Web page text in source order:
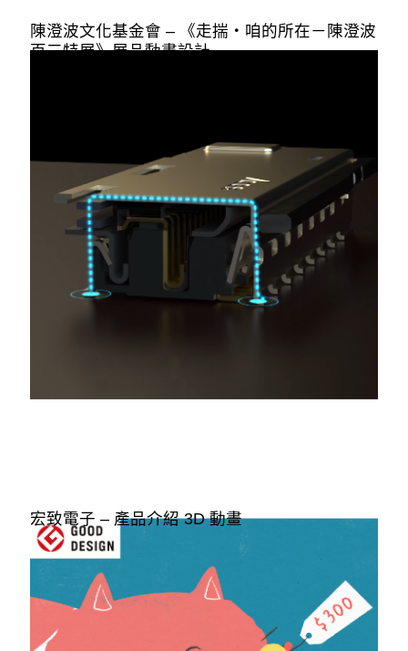
陳澄波文化基金會 – 《走揣・咱的所在－陳澄波
百三特展》展品動畫設計
宏致電子 – 產品介紹 3D 動畫